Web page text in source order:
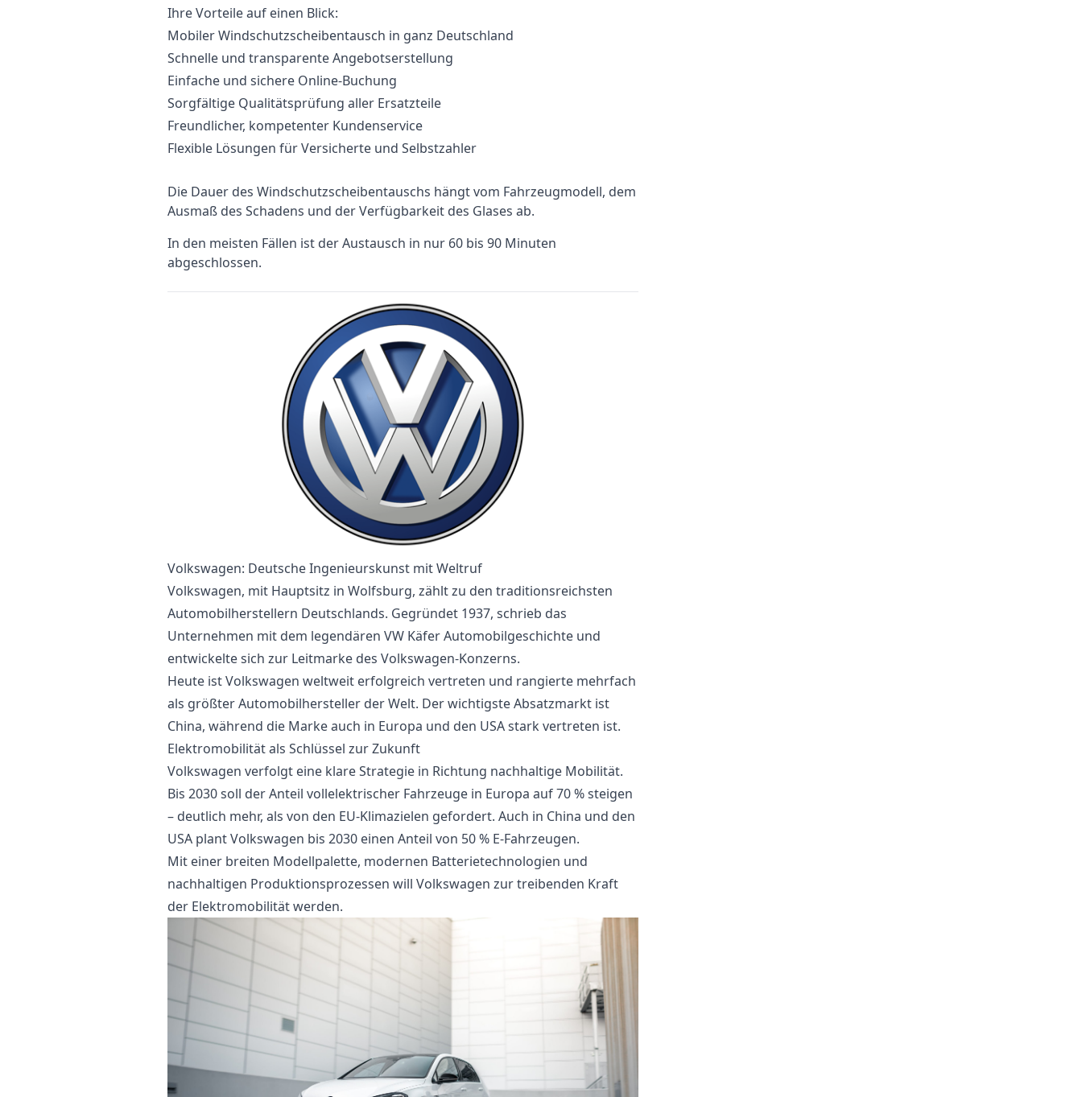
Ihre Vorteile auf einen Blick:
Mobiler Windschutzscheibentausch in ganz Deutschland
Schnelle und transparente Angebotserstellung
Einfache und sichere Online-Buchung
Sorgfältige Qualitätsprüfung aller Ersatzteile
Freundlicher, kompetenter Kundenservice
Flexible Lösungen für Versicherte und Selbstzahler
Die Dauer des Windschutzscheibentauschs hängt vom Fahrzeugmodell, dem
Ausmaß des Schadens und der Verfügbarkeit des Glases ab.
In den meisten Fällen ist der Austausch in nur 60 bis 90 Minuten
abgeschlossen.
Volkswagen: Deutsche Ingenieurskunst mit Weltruf
Volkswagen, mit Hauptsitz in Wolfsburg, zählt zu den traditionsreichsten
Automobilherstellern Deutschlands. Gegründet 1937, schrieb das
Unternehmen mit dem legendären VW Käfer Automobilgeschichte und
entwickelte sich zur Leitmarke des Volkswagen-Konzerns.
Heute ist Volkswagen weltweit erfolgreich vertreten und rangierte mehrfach
als größter Automobilhersteller der Welt. Der wichtigste Absatzmarkt ist
China, während die Marke auch in Europa und den USA stark vertreten ist.
Elektromobilität als Schlüssel zur Zukunft
Volkswagen verfolgt eine klare Strategie in Richtung nachhaltige Mobilität.
Bis 2030 soll der Anteil vollelektrischer Fahrzeuge in Europa auf 70 % steigen
– deutlich mehr, als von den EU-Klimazielen gefordert. Auch in China und den
USA plant Volkswagen bis 2030 einen Anteil von 50 % E-Fahrzeugen.
Mit einer breiten Modellpalette, modernen Batterietechnologien und
nachhaltigen Produktionsprozessen will Volkswagen zur treibenden Kraft
der Elektromobilität werden.